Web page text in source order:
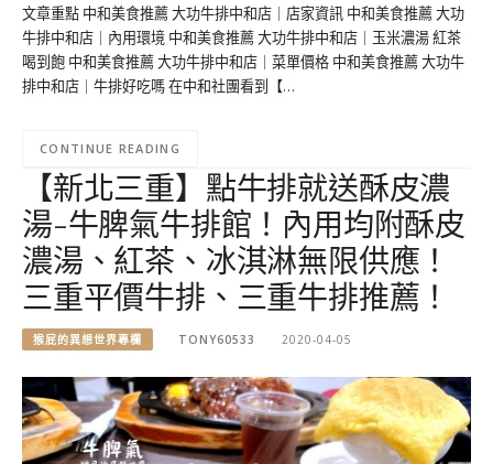
文章重點 中和美食推薦 大功牛排中和店｜店家資訊 中和美食推薦 大功
牛排中和店｜內用環境 中和美食推薦 大功牛排中和店｜玉米濃湯 紅茶
喝到飽 中和美食推薦 大功牛排中和店｜菜單價格 中和美食推薦 大功牛
排中和店｜牛排好吃嗎 在中和社團看到【…
CONTINUE READING
【新北三重】點牛排就送酥皮濃
湯-牛脾氣牛排館！內用均附酥皮
濃湯、紅茶、冰淇淋無限供應！
三重平價牛排、三重牛排推薦！
猴屁的異想世界專欄 TONY60533 2020-04-05